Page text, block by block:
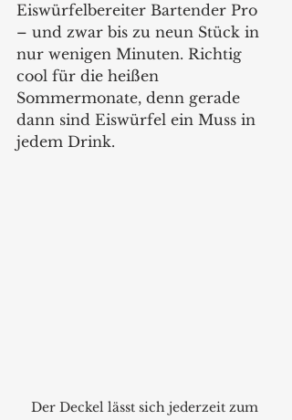
Eiswürfelbereiter Bartender Pro
– und zwar bis zu neun Stück in
nur wenigen Minuten. Richtig
cool für die heißen
Sommermonate, denn gerade
dann sind Eiswürfel ein Muss in
jedem Drink.
Der Deckel lässt sich jederzeit zum